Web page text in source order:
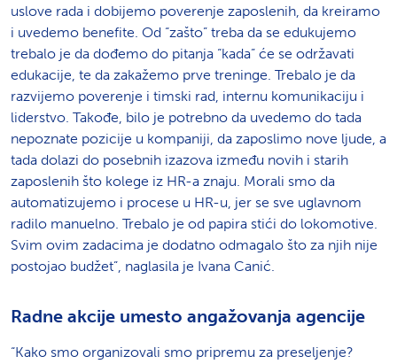
uslove rada i dobijemo poverenje zaposlenih, da kreiramo
i uvedemo benefite. Od “zašto” treba da se edukujemo
trebalo je da dođemo do pitanja “kada” će se održavati
edukacije, te da zakažemo prve treninge. Trebalo je da
razvijemo poverenje i timski rad, internu komunikaciju i
liderstvo. Takođe, bilo je potrebno da uvedemo do tada
nepoznate pozicije u kompaniji, da zaposlimo nove ljude, a
tada dolazi do posebnih izazova između novih i starih
zaposlenih što kolege iz HR-a znaju. Morali smo da
automatizujemo i procese u HR-u, jer se sve uglavnom
radilo manuelno. Trebalo je od papira stići do lokomotive.
Svim ovim zadacima je dodatno odmagalo što za njih nije
postojao budžet”, naglasila je Ivana Canić.
Radne akcije umesto angažovanja agencije
“Kako smo organizovali smo pripremu za preseljenje?